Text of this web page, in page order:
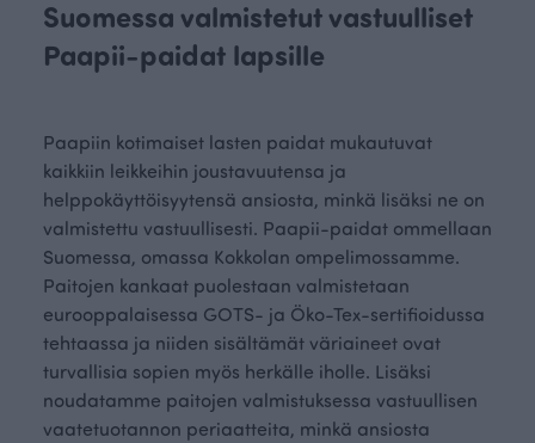
Suomessa valmistetut vastuulliset
Paapii-paidat lapsille
Paapiin kotimaiset lasten paidat mukautuvat
kaikkiin leikkeihin joustavuutensa ja
helppokäyttöisyytensä ansiosta, minkä lisäksi ne on
valmistettu vastuullisesti. Paapii-paidat ommellaan
Suomessa, omassa Kokkolan ompelimossamme.
Paitojen kankaat puolestaan valmistetaan
eurooppalaisessa GOTS- ja Öko-Tex-sertifioidussa
tehtaassa ja niiden sisältämät väriaineet ovat
turvallisia sopien myös herkälle iholle. Lisäksi
noudatamme paitojen valmistuksessa vastuullisen
vaatetuotannon periaatteita, minkä ansiosta